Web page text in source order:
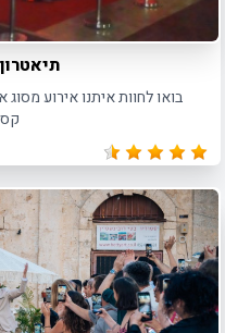
בואו לחוות איתנו אירוע